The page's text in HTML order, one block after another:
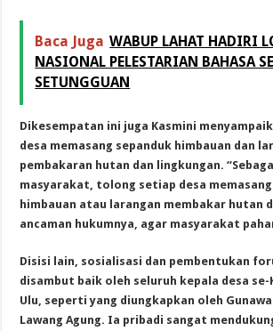
Baca Juga WABUP LAHAT HADIRI
NASIONAL PELESTARIAN BAHASA
SETUNGGUAN
Dikesempatan ini juga Kasmini
desa memasang sepanduk himbauan dan
pembakaran hutan dan lingkungan.
masyarakat, tolong setiap desa
himbauan atau larangan membakar hutan
ancaman hukumnya, agar masyarakat
Disisi lain, sosialisasi dan pembentukan
disambut baik oleh seluruh kepala desa
Ulu, seperti yang diungkapkan oleh
Lawang Agung. Ia pribadi sangat